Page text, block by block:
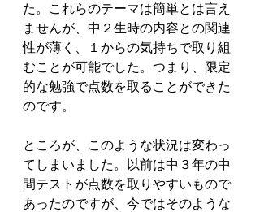
た。これらのテーマは簡単とは言え
ませんが、中２生時の内容との関連
性が薄く、１からの気持ちで取り組
むことが可能でした。つまり、限定
的な勉強で点数を取ることができた
のです。
ところが、このような状況は変わっ
てしまいました。以前は中３年の中
間テストが点数を取りやすいもので
あったのですが、今ではそのような